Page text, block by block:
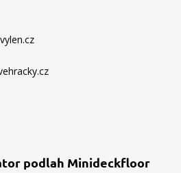
vylen.cz
podlah Minideckfloor